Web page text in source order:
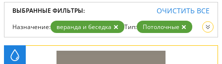
ВЫБРАННЫЕ ФИЛЬТРЫ: ОЧИСТИТЬ ВСЕ
Назначение: веранда и беседка Тип:
Потолочные
Вид:
Уличные светильники